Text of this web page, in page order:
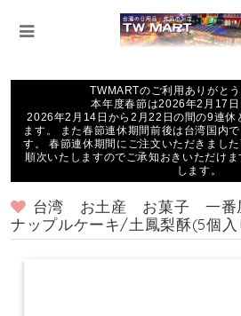
TWMARTのご利用ありがとう
本年度春節は2026年2月17日
2026年2月14日から2月22日の間の9連休
ます。 また春節連休期間前後は台湾国内
す。 春節連休期間にご注文いただきまし
順次いたしますのでご承知おきいただけ
します。
台湾 お土産 お菓子 一番
ナップルケーキ/土鳳梨酥(5個